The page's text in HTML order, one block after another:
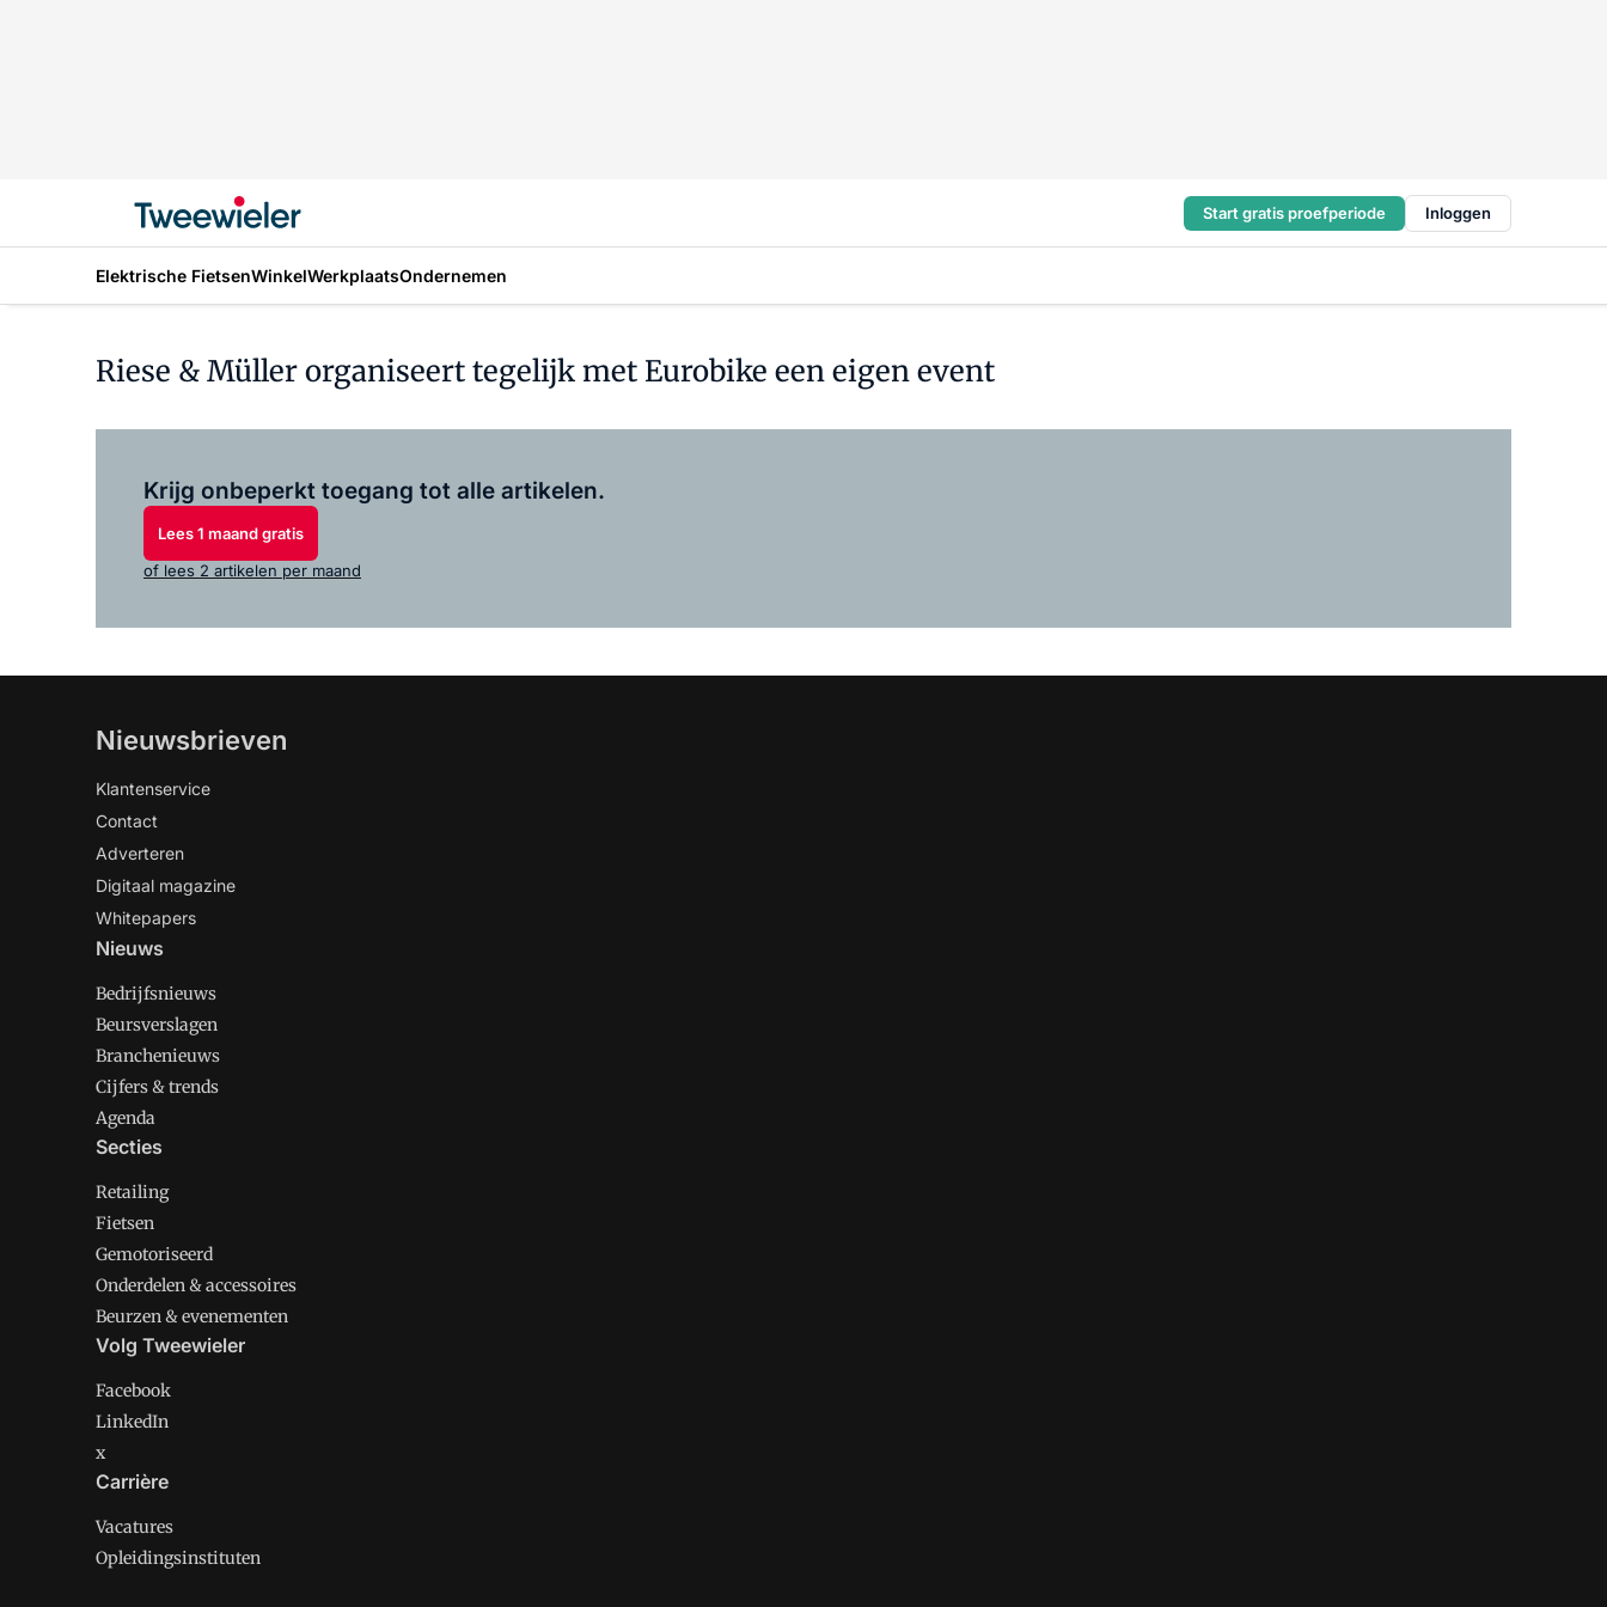
Start gratis proefperiode Inloggen
Elektrische FietsenWinkelWerkplaatsOndernemen
Riese & Müller organiseert tegelijk met Eurobike een eigen event
Krijg onbeperkt toegang tot alle artikelen.
Lees 1 maand gratis
of lees 2 artikelen per maand
Nieuwsbrieven
Klantenservice
Contact
Adverteren
Digitaal magazine
Whitepapers
Nieuws
Bedrijfsnieuws
Beursverslagen
Branchenieuws
Cijfers & trends
Agenda
Secties
Retailing
Fietsen
Gemotoriseerd
Onderdelen & accessoires
Beurzen & evenementen
Volg Tweewieler
Facebook
LinkedIn
x
Carrière
Vacatures
Opleidingsinstituten